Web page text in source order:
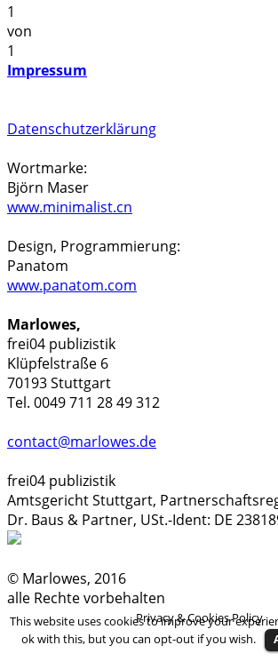
1
von
1
Impressum
Datenschutzerklärung
Wortmarke:
Björn Maser
www.minimalist.cn
Design, Programmierung:
Panatom
www.panatom.com
Marlowes,
frei04 publizistik
Klüpfelstraße 6
70193 Stuttgart
Tel. 0049 711 28 49 312
contact@marlowes.de
frei04 publizistik
Amtsgericht Stuttgart,
Dr. Baus & Partner, USt.-Ident: DE
© Marlowes, 2016
alle Rechte vorbehalten
This website uses cookies to improve your
ok with this, but you can opt-out if you wish.
Privacy & Cookies Policy